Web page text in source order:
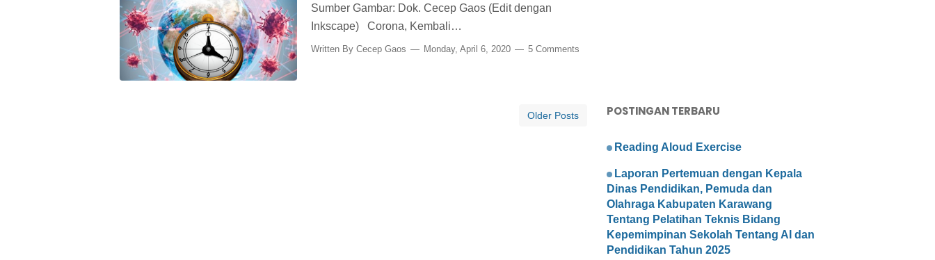
Sumber Gambar: Dok. Cecep Gaos (Edit dengan
Inkscape) Corona, Kembali…
Written By Cecep Gaos Monday, April 6, 2020 5 Comments
Older Posts POSTINGAN TERBARU
Reading Aloud Exercise
Laporan Pertemuan dengan Kepala
Dinas Pendidikan, Pemuda dan
Olahraga Kabupaten Karawang
Tentang Pelatihan Teknis Bidang
Kepemimpinan Sekolah Tentang AI dan
Pendidikan Tahun 2025